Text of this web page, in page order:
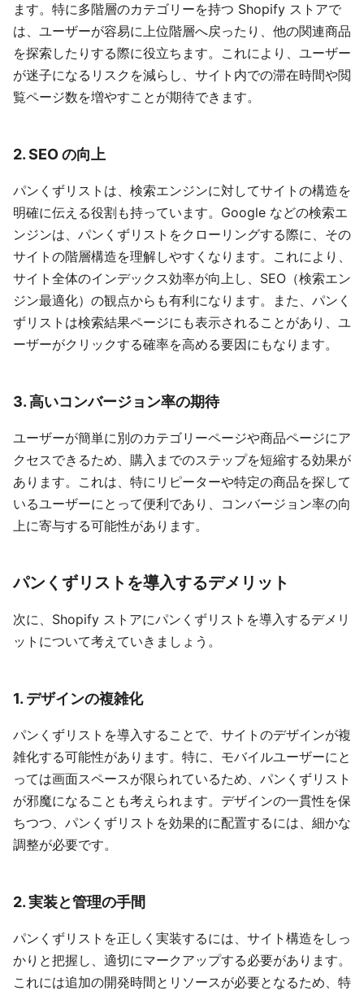
ます。特に多階層のカテゴリーを持つ Shopify ストアで
は、ユーザーが容易に上位階層へ戻ったり、他の関連商品
を探索したりする際に役立ちます。これにより、ユーザー
が迷子になるリスクを減らし、サイト内での滞在時間や閲
覧ページ数を増やすことが期待できます。
2. SEO の向上
パンくずリストは、検索エンジンに対してサイトの構造を
明確に伝える役割も持っています。Google などの検索エ
ンジンは、パンくずリストをクローリングする際に、その
サイトの階層構造を理解しやすくなります。これにより、
サイト全体のインデックス効率が向上し、SEO（検索エン
ジン最適化）の観点からも有利になります。また、パンく
ずリストは検索結果ページにも表示されることがあり、ユ
ーザーがクリックする確率を高める要因にもなります。
3. 高いコンバージョン率の期待
ユーザーが簡単に別のカテゴリーページや商品ページにア
クセスできるため、購入までのステップを短縮する効果が
あります。これは、特にリピーターや特定の商品を探して
いるユーザーにとって便利であり、コンバージョン率の向
上に寄与する可能性があります。
パンくずリストを導入するデメリット
次に、Shopify ストアにパンくずリストを導入するデメリ
ットについて考えていきましょう。
1. デザインの複雑化
パンくずリストを導入することで、サイトのデザインが複
雑化する可能性があります。特に、モバイルユーザーにと
っては画面スペースが限られているため、パンくずリスト
が邪魔になることも考えられます。デザインの一貫性を保
ちつつ、パンくずリストを効果的に配置するには、細かな
調整が必要です。
2. 実装と管理の手間
パンくずリストを正しく実装するには、サイト構造をしっ
かりと把握し、適切にマークアップする必要があります。
これには追加の開発時間とリソースが必要となるため、特